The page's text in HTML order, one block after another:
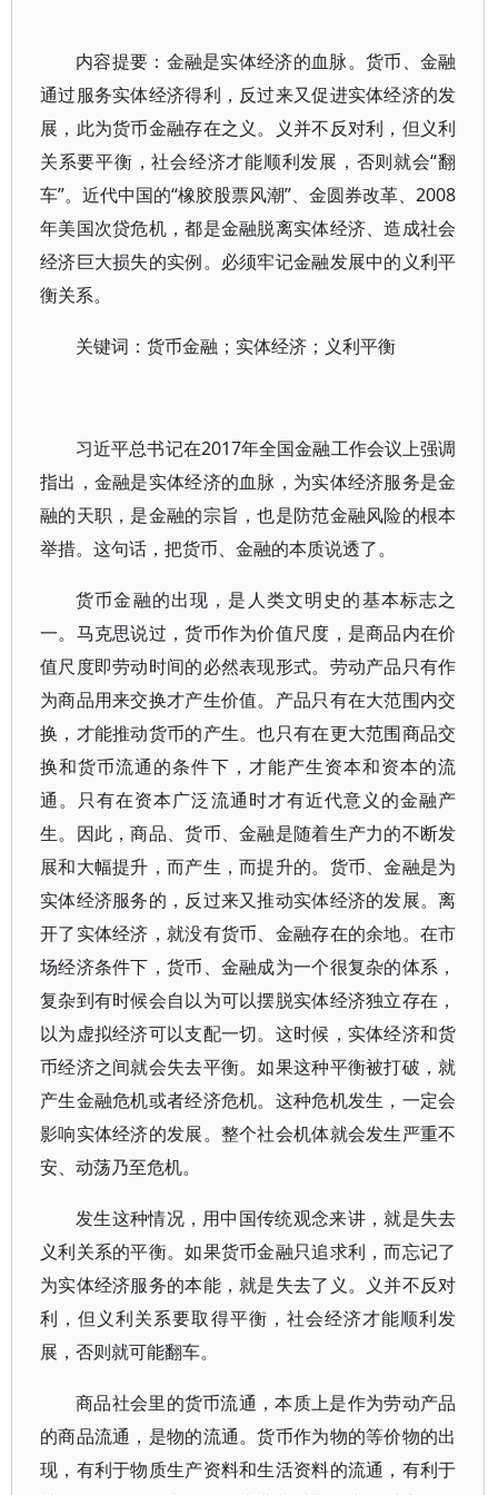
内容提要：金融是实体经济的血脉。货币、金融
通过服务实体经济得利，反过来又促进实体经济的发
展，此为货币金融存在之义。义并不反对利，但义利
关系要平衡，社会经济才能顺利发展，否则就会“翻
车”。近代中国的“橡胶股票风潮”、金圆券改革、2008
年美国次贷危机，都是金融脱离实体经济、造成社会
经济巨大损失的实例。必须牢记金融发展中的义利平
衡关系。
关键词：货币金融；实体经济；义利平衡
习近平总书记在2017年全国金融工作会议上强调
指出，金融是实体经济的血脉，为实体经济服务是金
融的天职，是金融的宗旨，也是防范金融风险的根本
举措。这句话，把货币、金融的本质说透了。
货币金融的出现，是人类文明史的基本标志之
一。马克思说过，货币作为价值尺度，是商品内在价
值尺度即劳动时间的必然表现形式。劳动产品只有作
为商品用来交换才产生价值。产品只有在大范围内交
换，才能推动货币的产生。也只有在更大范围商品交
换和货币流通的条件下，才能产生资本和资本的流
通。只有在资本广泛流通时才有近代意义的金融产
生。因此，商品、货币、金融是随着生产力的不断发
展和大幅提升，而产生，而提升的。货币、金融是为
实体经济服务的，反过来又推动实体经济的发展。离
开了实体经济，就没有货币、金融存在的余地。在市
场经济条件下，货币、金融成为一个很复杂的体系，
复杂到有时候会自以为可以摆脱实体经济独立存在，
以为虚拟经济可以支配一切。这时候，实体经济和货
币经济之间就会失去平衡。如果这种平衡被打破，就
产生金融危机或者经济危机。这种危机发生，一定会
影响实体经济的发展。整个社会机体就会发生严重不
安、动荡乃至危机。
发生这种情况，用中国传统观念来讲，就是失去
义利关系的平衡。如果货币金融只追求利，而忘记了
为实体经济服务的本能，就是失去了义。义并不反对
利，但义利关系要取得平衡，社会经济才能顺利发
展，否则就可能翻车。
商品社会里的货币流通，本质上是作为劳动产品
的商品流通，是物的流通。货币作为物的等价物的出
现，有利于物质生产资料和生活资料的流通，有利于